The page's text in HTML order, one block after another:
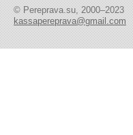
© Pereprava.su, 2000–2023
kassapereprava@gmail.com